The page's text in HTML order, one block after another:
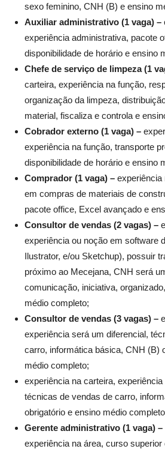
sexo feminino, CNH (B) e ensino
Auxiliar administrativo (1 vaga) –
experiência administrativa, pacote
disponibilidade de horário e ensino
Chefe de serviço de limpeza (1
carteira, experiência na função,
organização da limpeza,
material, fiscaliza e controla e
Cobrador externo (1 vaga) –
experiência na função, transporte
disponibilidade de horário e ensino
Comprador (1 vaga) – experiência
em compras de materiais de
pacote office, Excel avançado e
Consultor de vendas (2 vagas) –
experiência ou noção em software
Ilustrator, e/ou Sketchup), possuir
próximo ao Mecejana, CNH será
comunicação, iniciativa,
médio completo;
Consultor de vendas (3 vagas) –
experiência será um diferencial,
carro, informática básica, CNH (B)
médio completo;
experiência na carteira,
técnicas de vendas de carro,
obrigatório e ensino médio
Gerente administrativo (1 vaga) –
experiência na área, curso